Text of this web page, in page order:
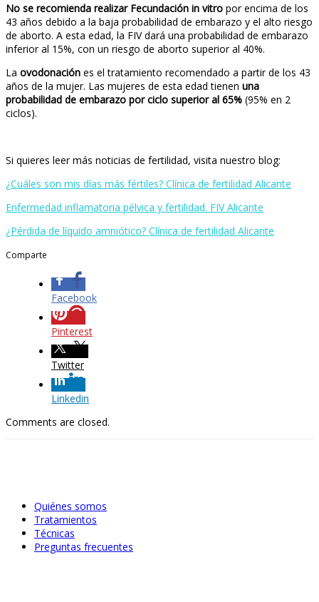
No se recomienda realizar Fecundación in vitro por encima de los
43 años debido a la baja probabilidad de embarazo y el alto riesgo
de aborto. A esta edad, la FIV dará una probabilidad de embarazo
inferior al 15%, con un riesgo de aborto superior al 40%.
La ovodonación es el tratamiento recomendado a partir de los 43
años de la mujer. Las mujeres de esta edad tienen una
probabilidad de embarazo por ciclo superior al 65% (95% en 2
ciclos).
Si quieres leer más noticias de fertilidad, visita nuestro blog:
¿Cuáles son mis días más fértiles? Clínica de fertilidad Alicante
Enfermedad inflamatoria pélvica y fertilidad. FIV Alicante
¿Pérdida de líquido amniótico? Clínica de fertilidad Alicante
Comparte
Facebook
Pinterest
Twitter
Linkedin
Comments are closed.
Quiénes somos
Tratamientos
Técnicas
Preguntas frecuentes